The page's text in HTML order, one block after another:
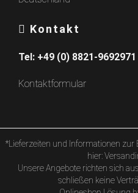
Kontakt
Tel: +49 (0) 8821-9692971
Kontaktformular
*Lieferzeiten und Informationen
hier:
Unsere Angebote richten sich
schließen keine